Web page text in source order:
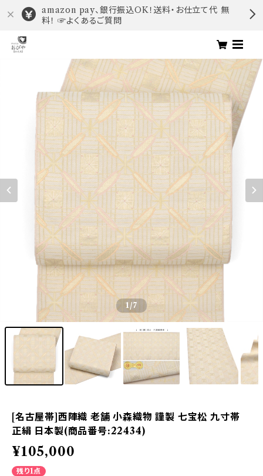
amazon pay、銀行振込OK！送料・お仕立て代 無
料！ ☞よくあるご質問
1/7
[名古屋帯]西陣織 老舗 小森織物 謹製 七宝松 九寸帯
正絹 日本製(商品番号:22434)
¥105,000
残り1点